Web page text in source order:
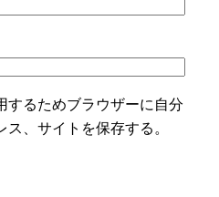
するためブラウザーに自分
、サイトを保存する。